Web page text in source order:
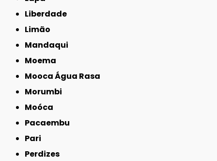
Liberdade
Limão
Mandaqui
Moema
Mooca Água Rasa
Morumbi
Moóca
Pacaembu
Pari
Perdizes